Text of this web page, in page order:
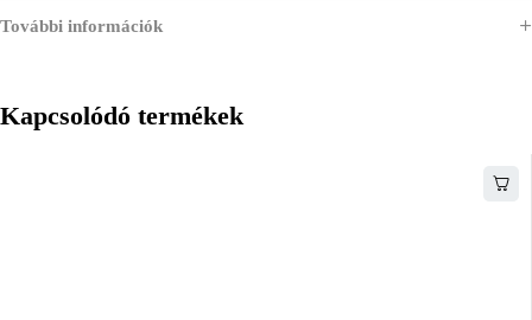
További információk
Kapcsolódó termékek